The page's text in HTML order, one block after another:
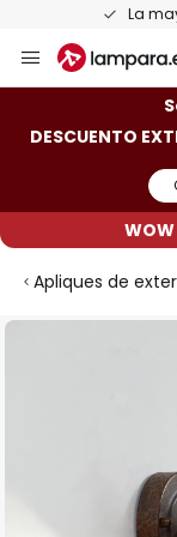
La
al
DESCUENTO
Apliques de
Saltar